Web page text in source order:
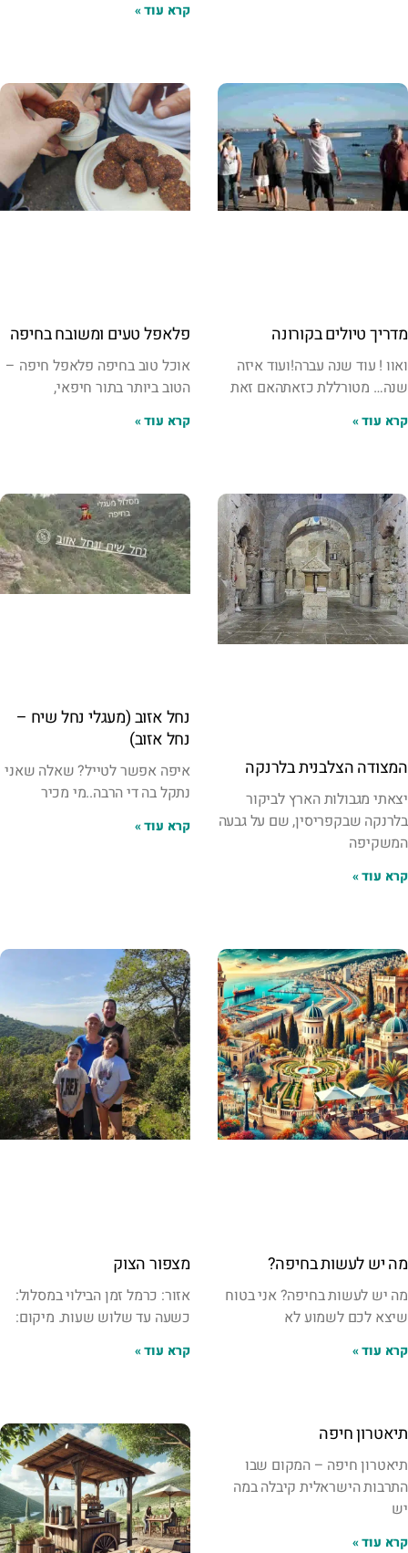
קרא עוד »
מדריך טיולים בקורונה
ואוו ! עוד שנה עברה!ועוד איזה
שנה… מטורללת כזאתהאם זאת
קרא עוד »
פלאפל טעים ומשובח בחיפה
אוכל טוב בחיפה פלאפל חיפה –
הטוב ביותר בתור חיפאי,
קרא עוד »
המצודה הצלבנית בלרנקה
יצאתי מגבולות הארץ לביקור
בלרנקה שבקפריסין, שם על גבעה
המשקיפה
קרא עוד »
נחל אזוב (מעגלי נחל שיח –
נחל אזוב)
איפה אפשר לטייל? שאלה שאני
נתקל בה די הרבה..מי מכיר
קרא עוד »
מה יש לעשות בחיפה?
מה יש לעשות בחיפה? אני בטוח
שיצא לכם לשמוע לא
קרא עוד »
מצפור הצוק
אזור: כרמל זמן הבילוי במסלול:
כשעה עד שלוש שעות. מיקום:
קרא עוד »
תיאטרון חיפה
תיאטרון חיפה – המקום שבו
התרבות הישראלית קיבלה במה
יש
קרא עוד »